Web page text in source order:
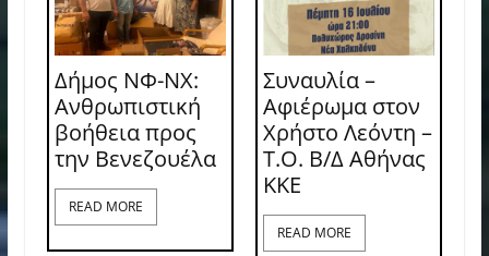
Δήμος ΝΦ-ΝΧ:
Ανθρωπιστική
βοήθεια προς
την Βενεζουέλα
READ MORE
Συναυλία –
Αφιέρωμα στον
Χρήστο Λεόντη –
Τ.Ο. Β/Δ Αθήνας
ΚΚΕ
READ MORE